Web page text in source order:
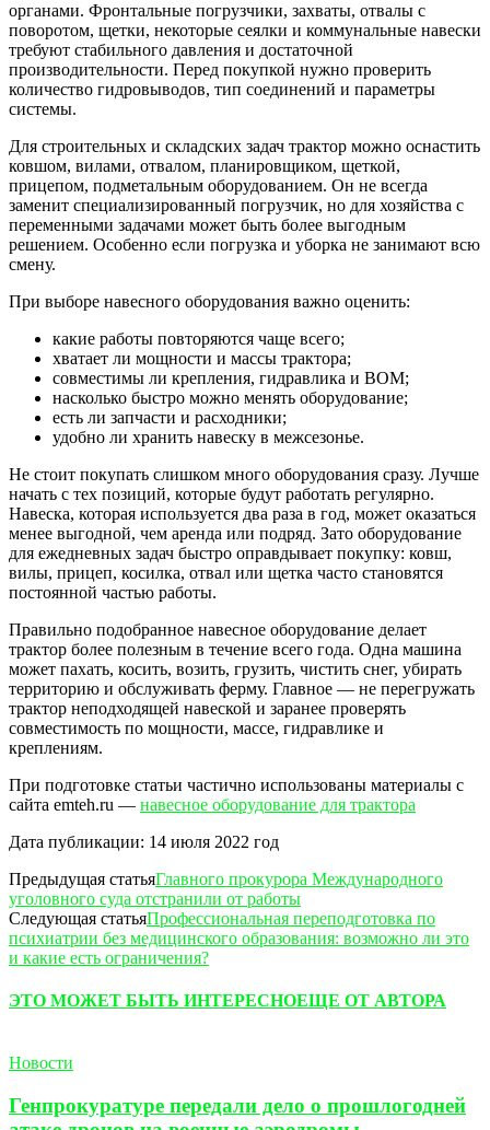
органами. Фронтальные погрузчики, захваты, отвалы с
поворотом, щетки, некоторые сеялки и коммунальные навески
требуют стабильного давления и достаточной
производительности. Перед покупкой нужно проверить
количество гидровыводов, тип соединений и параметры
системы.
Для строительных и складских задач трактор можно оснастить
ковшом, вилами, отвалом, планировщиком, щеткой,
прицепом, подметальным оборудованием. Он не всегда
заменит специализированный погрузчик, но для хозяйства с
переменными задачами может быть более выгодным
решением. Особенно если погрузка и уборка не занимают всю
смену.
При выборе навесного оборудования важно оценить:
какие работы повторяются чаще всего;
хватает ли мощности и массы трактора;
совместимы ли крепления, гидравлика и ВОМ;
насколько быстро можно менять оборудование;
есть ли запчасти и расходники;
удобно ли хранить навеску в межсезонье.
Не стоит покупать слишком много оборудования сразу. Лучше
начать с тех позиций, которые будут работать регулярно.
Навеска, которая используется два раза в год, может оказаться
менее выгодной, чем аренда или подряд. Зато оборудование
для ежедневных задач быстро оправдывает покупку: ковш,
вилы, прицеп, косилка, отвал или щетка часто становятся
постоянной частью работы.
Правильно подобранное навесное оборудование делает
трактор более полезным в течение всего года. Одна машина
может пахать, косить, возить, грузить, чистить снег, убирать
территорию и обслуживать ферму. Главное — не перегружать
трактор неподходящей навеской и заранее проверять
совместимость по мощности, массе, гидравлике и
креплениям.
При подготовке статьи частично использованы материалы с
сайта emteh.ru — навесное оборудование для трактора
Дата публикации: 14 июля 2022 год
Предыдущая статьяГлавного прокурора Международного
уголовного суда отстранили от работы
Следующая статьяПрофессиональная переподготовка по
психиатрии без медицинского образования: возможно ли это
и какие есть ограничения?
ЭТО МОЖЕТ БЫТЬ ИНТЕРЕСНОЕЩЕ ОТ АВТОРА
Новости
Генпрокуратуре передали дело о прошлогодней